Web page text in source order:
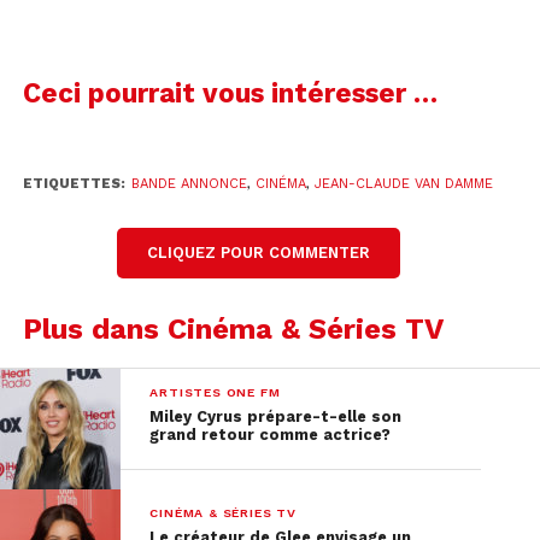
Ceci pourrait vous intéresser …
ETIQUETTES: BANDE ANNONCE, CINÉMA, JEAN-CLAUDE VAN DAMME
CLIQUEZ POUR COMMENTER
Plus dans Cinéma & Séries TV
ARTISTES ONE FM
Miley Cyrus prépare-t-elle son
grand retour comme actrice?
CINÉMA & SÉRIES TV